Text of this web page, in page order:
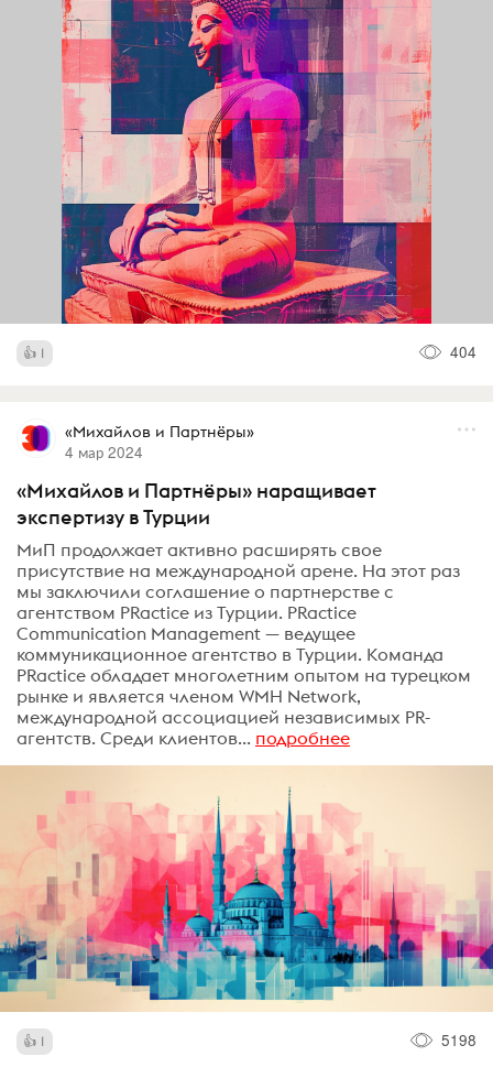
1 404
«Михайлов и Партнёры»
4 мар 2024
«Михайлов и Партнёры» наращивает
экспертизу в Турции
МиП продолжает активно расширять свое
присутствие на международной арене. На этот раз
мы заключили соглашение о партнерстве с
агентством PRactice из Турции. PRactice
Communication Management — ведущее
коммуникационное агентство в Турции. Команда
PRactice обладает многолетним опытом на турецком
рынке и является членом WMH Network,
международной ассоциацией независимых PR-
агентств. Среди клиентов... подробнее
1 5198